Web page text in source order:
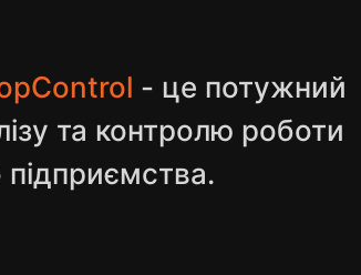
- це потужний
та контролю роботи
підприємства.